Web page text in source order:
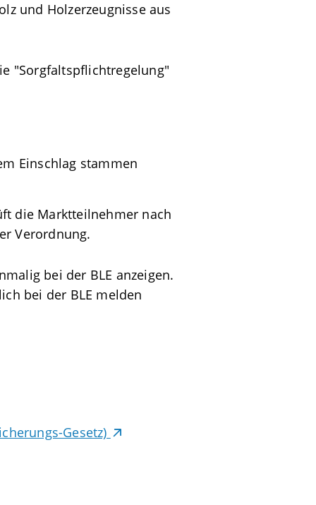
und Holzerzeugnisse aus
"Sorgfaltspflichtregelung"
Einschlag stammen
die Marktteilnehmer nach
Verordnung.
bei der BLE anzeigen.
bei der BLE melden
Gesetz)